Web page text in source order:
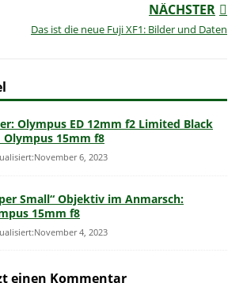
NÄCHSTER
Das ist die neue Fuji XF1: Bilder und Daten
Olympus ED 12mm f2 Limited Black
Olympus 15mm f8
6, 2023
Small“ Objektiv im Anmarsch:
15mm f8
4, 2023
einen Kommentar